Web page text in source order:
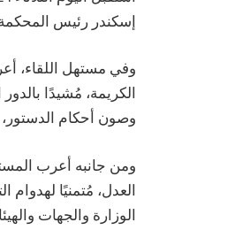
إسكندر رئيس المحكمة
وفي مستهل اللقاء،
الكريمة، مُشيدًا
وصون أحكام
ومن جانبه أعرب
العدل، مُتمنيًا
الوزارة والجهات